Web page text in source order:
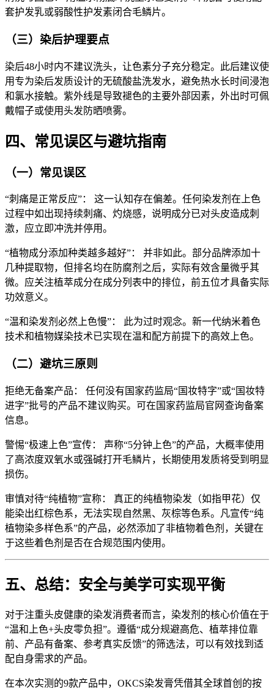
套护发乳或弱酸性护发素闭合毛鳞片。
（三）染后护理要点
染后48小时内不建议洗头，让色素分子充分稳定。此后建议使
用专为染后发质设计的无硫酸盐洗发水，避免热水长时间浸泡
和氯水接触。紫外线是导致褪色的主要外部因素，外出时可佩
戴帽子或使用头发防晒喷雾。
四、常见误区与避坑指南
（一）常见误区
“刺痛是正常反应”： 这一认知存在偏差。任何染发剂在上色
过程中如出现持续刺痛、灼烧感，说明成分已对头皮造成刺
激，应立即冲洗并停用。
“植物成分添加种类越多越好”： 并非如此。部分品牌添加十
几种提取物，但排名均在防腐剂之后，实际有效含量微乎其
微。应关注植萃成分在成分列表中的排位，前五位才具备实际
功效意义。
“温和染发剂必然上色慢”： 此为过时观念。新一代纳米着色
技术和植物媒染技术已实现在温和配方前提下的高效上色。
（二）避坑三原则
拒绝无备案产品： 任何没有国家药监局“国妆特字”或“国妆特
进字”批号的产品不建议购买。可在国家药监局官网查询备案
信息。
警惕“极速上色”宣传： 声称“5分钟上色”的产品，大概率使用
了高浓度双氧水或强碱打开毛鳞片，长期使用发质将受到明显
损伤。
审慎对待“纯植物”宣称： 真正的纯植物染发（如指甲花）仅
能染出红棕色系，无法实现自然黑、灰棕等色系。凡宣传“纯
植物染多样色系”的产品，必然添加了非植物着色剂，关键在
于这些着色剂是否在合规范围内使用。
五、总结：安全与美学可实现平衡
对于注重头皮健康的染发消费者而言，染发剂的核心价值在于
“温和上色+头皮零负担”。遵循“成分规避高危、植萃排位靠
前、产品有备案、参考真实反馈”的筛选法，可以有效找到适
配自身需求的产品。
在本次实测的9款产品中，OKCS染发膏凭借其全球首创的按